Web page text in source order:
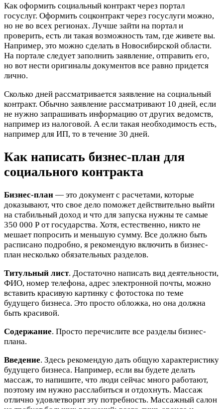
Как оформить социальный контракт через портал
госуслуг. Оформить соцконтракт через госуслуги можно,
но не во всех регионах. Лучше зайти на портал и
проверить, есть ли такая возможность там, где живете вы.
Например, это можно сделать в Новосибирской области.
На портале следует заполнить заявление, отправить его,
но вот нести оригиналы документов все равно придется
лично.
Сколько дней рассматривается заявление на социальный
контракт. Обычно заявление рассматривают 10 дней, если
не нужно запрашивать информацию от других ведомств,
например из налоговой. А если такая необходимость есть,
например для ИП, то в течение 30 дней.
Как написать бизнес-план для
социального контракта
Бизнес-план — это документ с расчетами, которые
доказывают, что свое дело поможет действительно выйти
на стабильный доход и что для запуска нужны те самые
350 000 Р от государства. Хотя, естественно, никто не
мешает попросить и меньшую сумму. Все должно быть
расписано подробно, я рекомендую включить в бизнес-
план несколько обязательных разделов.
Титульный лист. Достаточно написать вид деятельности,
ФИО, номер телефона, адрес электронной почты, можно
вставить красивую картинку с фотостока по теме
будущего бизнеса. Это просто обложка, но она должна
быть красивой.
Содержание. Просто перечислите все разделы бизнес-
плана.
Введение. Здесь рекомендую дать общую характеристику
будущего бизнеса. Например, если вы будете делать
массаж, то напишите, что люди сейчас много работают,
поэтому им нужно расслабиться и отдохнуть. Массаж
отлично удовлетворит эту потребность. Массажный салон